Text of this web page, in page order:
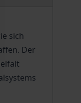
sich
Der